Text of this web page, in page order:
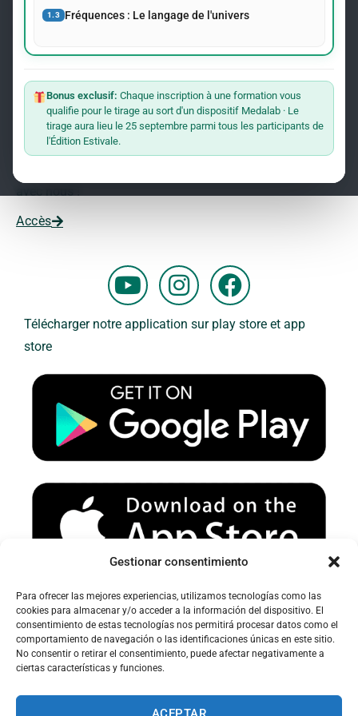
Gestionar consentimiento
Para ofrecer las mejores experiencias, utilizamos tecnologías como las
cookies para almacenar y/o acceder a la información del dispositivo. El
consentimiento de estas tecnologías nos permitirá procesar datos como el
comportamiento de navegación o las identificaciones únicas en este sitio.
No consentir o retirar el consentimiento, puede afectar negativamente a
ciertas características y funciones.
1.3 Fréquences : Le langage de l'univers
Bonus exclusif: Chaque inscription à une formation vous
qualifie pour le tirage au sort d'un dispositif Medalab · Le
tirage aura lieu le 25 septembre parmi tous les participants de
l'Édition Estivale.
événements concernant le Dr Andreas Kalcker et l’Institut
Rejoindre La Liste
Vous souhaitez travailler avec nous ?
Vous voulez faire partie de notre équipe ?
Accès
Y
o
u
u
b
e
I
n
s
a
g
r
a
m
F
a
c
b
o
k
Télécharger notre application sur play store et app
store
Avertissement sur le spam :
Veuillez vérifier votre dossier spam ou courrier indésirable pour
recevoir nos e-mails.